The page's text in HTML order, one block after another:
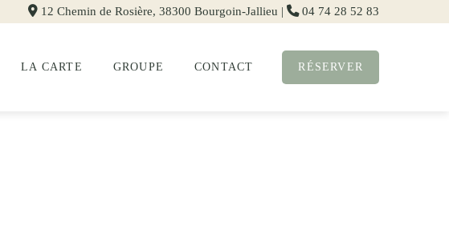
12 Chemin de Rosière, 38300 Bourgoin-Jallieu | 04 74 28 52 83
LA CARTE GROUPE CONTACT RÉSERVER